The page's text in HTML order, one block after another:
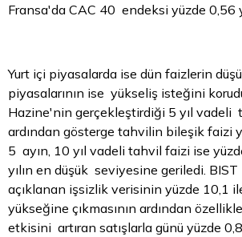
Fransa'da CAC 40 endeksi yüzde 0,56
Yurt içi piyasalarda ise dün faizlerin
piyasalarının ise yükseliş isteğini
Hazine'nin gerçekleştirdiği 5 yıl vadeli
ardından gösterge tahvilin bileşik faizi
5 ayın, 10 yıl vadeli tahvil faizi ise
yılın en düşük seviyesine geriledi.
açıklanan işsizlik verisinin yüzde 10,1
yükseğine çıkmasının ardından
etkisini artıran satışlarla günü yüzde